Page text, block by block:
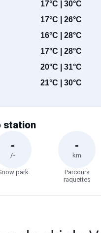
17°C | 30°C
17°C | 26°C
16°C | 28°C
17°C | 28°C
20°C | 31°C
21°C | 30°C
station
-
/-
park
-
km
Parcours
raquettes